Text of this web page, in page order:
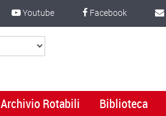
Facebook
Youtube
Archivio Rotabili Biblioteca